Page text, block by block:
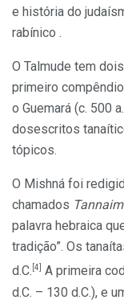
e história do
rabínico .
O Talmude tem
primeiro
o Guemará (c. 500
dosescritos
tópicos.
O Mishná foi
chamados Tannaim
palavra hebraica
tradição”. Os
d.C. [4]
A primeira
d.C. – 130 d.C.), e